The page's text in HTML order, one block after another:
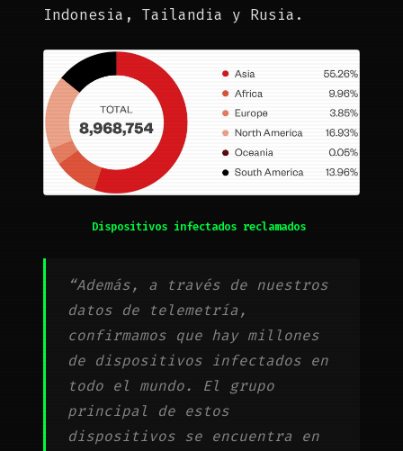
Indonesia, Tailandia y Rusia.
Dispositivos infectados reclamados
“Además, a través de nuestros
datos de telemetría,
confirmamos que hay millones
de dispositivos infectados en
todo el mundo. El grupo
principal de estos
dispositivos se encuentra en